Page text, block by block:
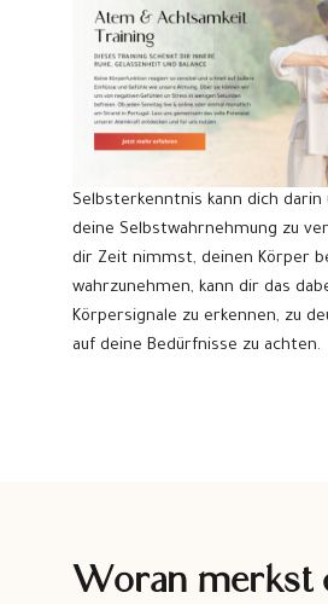
Selbsterkenntnis kann dich
deine Selbstwahrnehmung zu
dir Zeit nimmst, deinen Körper
wahrzunehmen, kann dir das
Körpersignale zu erkennen, zu
auf deine Bedürfnisse zu achten.
Woran merkst